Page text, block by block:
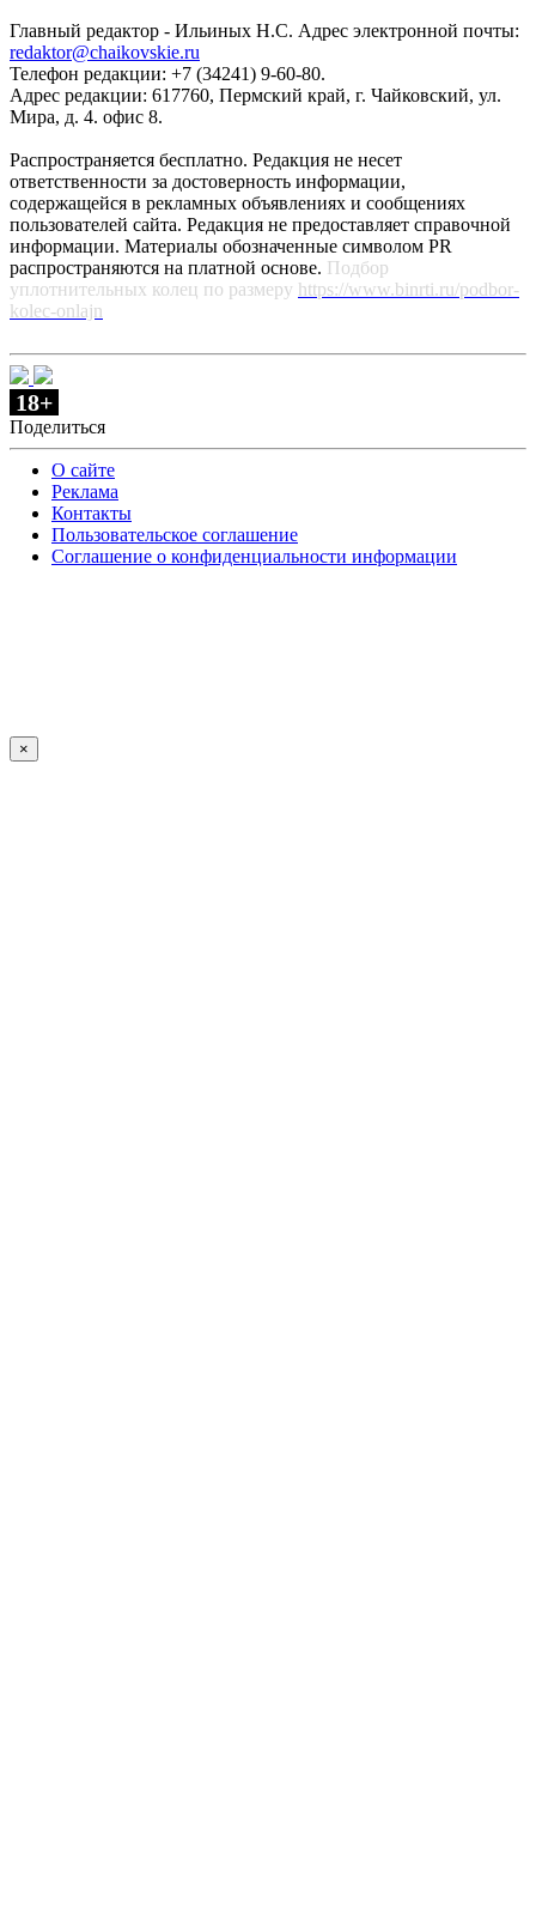
Главный редактор - Ильиных Н.С. Адрес электронной почты:
redaktor@chaikovskie.ru
Телефон редакции: +7 (34241) 9-60-80.
Адрес редакции: 617760, Пермский край, г. Чайковский, ул.
Мира, д. 4. офис 8.
Распространяется бесплатно. Редакция не несет
ответственности за достоверность информации,
содержащейся в рекламных объявлениях и сообщениях
пользователей сайта. Редакция не предоставляет справочной
информации. Материалы обозначенные символом PR
распространяются на платной основе. Подбор
уплотнительных колец по размеру https://www.binrti.ru/podbor-
kolec-onlajn
18+
Поделиться
О сайте
Реклама
Контакты
Пользовательское соглашение
Соглашение о конфиденциальности информации
×